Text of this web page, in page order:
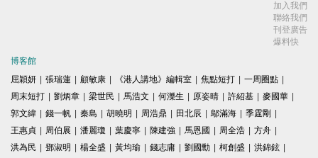
加入我們
聯絡我們
刊登廣告
爆料快
博客館
屈穎妍
張瑞蓮 顧敏康 《港人講地》編輯室 焦點短打 一周圈點
周末短打
劉炳章 梁世民 馬浩文 何濼生 原姿晴 許紹基 麥國華
郭文緯
錢一帆 秦島 胡曉明 周浩鼎 田北辰 鄔滿海 季霆剛
王惠貞
周伯展 潘麗瓊 葉慶寧 陳建強 馬恩國 周全浩 方舟
洪為民
鄧淑明 楊全盛 黃均瑜 錢志庸 劉國勳 柯創盛 洪錦鉉